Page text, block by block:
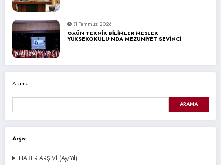
31 Temmuz 2026
GAÜN TEKNİK BİLİMLER MESLEK
YÜKSEKOKULU’NDA MEZUNİYET SEVİNCİ
Arama
ARAMA
Arşiv
HABER ARŞİVİ (Ay/Yıl)